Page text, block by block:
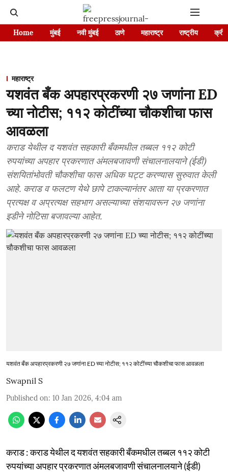
Home मुंबई नवी मुंबई ठाणे महाराष्ट्र राष्ट्रीय
महाराष्ट्र
यशवंत बँक अपहारप्रकरणी २७ जणांना ED
च्या नोटीस; ११२ कोटींच्या चौकशीचा फास
आवळला
कराड येथील द यशवंत सहकारी बँकमधील तब्बल ११२ कोटी
रुपयांच्या अपहार प्रकरणात अंमलबजावणी संचालनालयाने (ईडी)
संशयितांभोवती चौकशीचा फास अधिक घट्ट करण्यास सुरुवात केली
आहे. कराड व फलटण येथे छापे टाकल्यानंतर आता या प्रकरणात
प्रत्यक्ष व अप्रत्यक्ष सहभाग असल्याच्या संशयावरून २७ जणांना
इडीने नोटिसा बजावल्या आहेत.
यशवंत बँक अपहारप्रकरणी २७ जणांना ED च्या नोटीस; ११२ कोटींच्या चौकशीचा फास आवळला
Swapnil S
Published on: 10 Jan 2026, 4:04 am
कराड : कराड येथील द यशवंत सहकारी बँकमधील तब्बल ११२ कोटी
रुपयांच्या अपहार प्रकरणात अंमलबजावणी संचालनालयाने (ईडी)